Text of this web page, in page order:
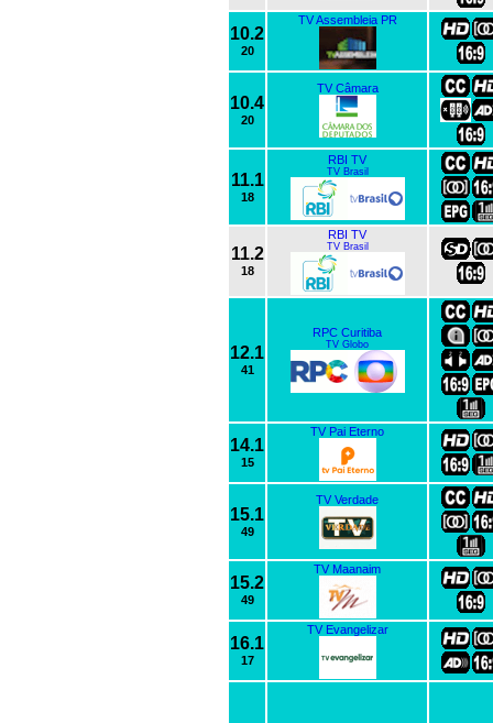
10.2
20
TV Assembleia PR
10.4
20
TV Câmara
11.1
18
RBI TV
TV Brasil
11.2
18
RBI TV
TV Brasil
12.1
41
RPC Curitiba
TV Globo
14.1
15
TV Pai Eterno
15.1
49
TV Verdade
15.2
49
TV Maanaim
16.1
17
TV Evangelizar